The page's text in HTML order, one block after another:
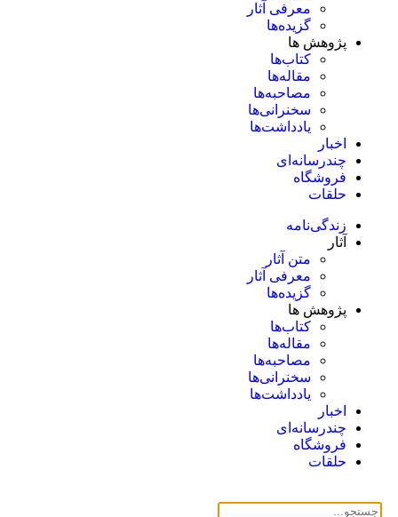
معرفی آثار
گزیده‌ها
پژوهش ها
کتاب‌ها
مقاله‌ها
مصاحبه‌ها
سخنرانی‌ها
یادداشت‌ها
اخبار
چندرسانه‌ای
فروشگاه
حلقات
زندگی‌نامه
آثار
متن آثار
معرفی آثار
گزیده‌ها
پژوهش ها
کتاب‌ها
مقاله‌ها
مصاحبه‌ها
سخنرانی‌ها
یادداشت‌ها
اخبار
چندرسانه‌ای
فروشگاه
حلقات